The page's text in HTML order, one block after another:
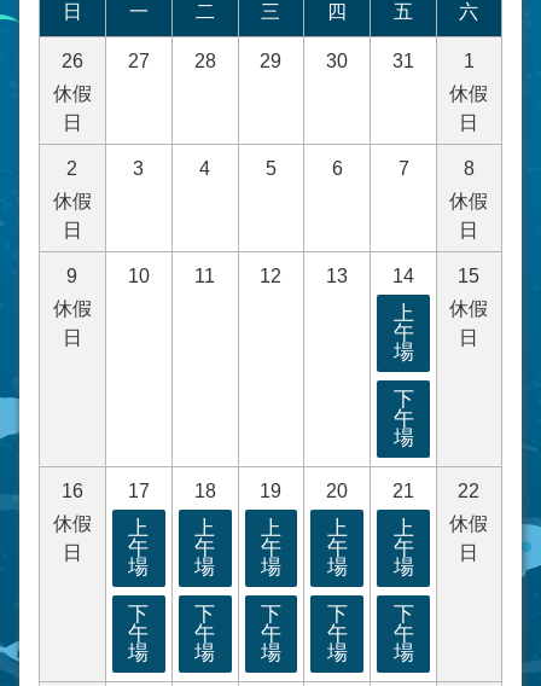
日 一 二 三 四 五 六
26
休假
日
27 28 29 30 31
1
休假
日
2
休假
日
3 4 5 6 7
8
休假
日
9
休假
日
10 11 12 13 14
上
午
場
下
午
場
15
休假
日
16
休假
日
17
上
午
場
下
午
場
18
上
午
場
下
午
場
19
上
午
場
下
午
場
20
上
午
場
下
午
場
21
上
午
場
下
午
場
22
休假
日